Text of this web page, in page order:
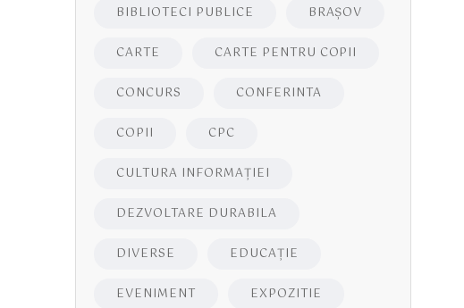
BIBLIOTECI PUBLICE BRAŞOV
CARTE CARTE PENTRU COPII
CONCURS CONFERINTA
COPII CPC
CULTURA INFORMAŢIEI
DEZVOLTARE DURABILA
DIVERSE EDUCAŢIE
EVENIMENT EXPOZITIE